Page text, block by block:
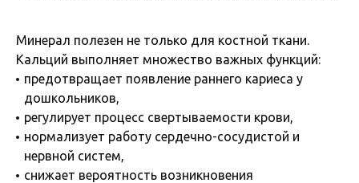
Минерал полезен не только для костной ткани.
Кальций выполняет множество важных функций:
предотвращает появление раннего кариеса у
дошкольников,
регулирует процесс свертываемости крови,
нормализует работу сердечно-сосудистой и
нервной систем,
снижает вероятность возникновения